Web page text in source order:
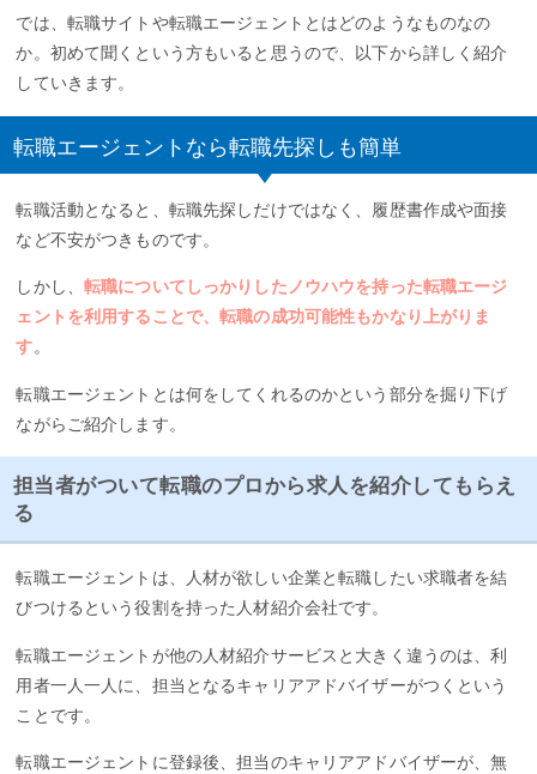
では、転職サイトや転職エージェントとはどのようなものなの
か。初めて聞くという方もいると思うので、以下から詳しく紹介
していきます。
転職エージェントなら転職先探しも簡単
転職活動となると、転職先探しだけではなく、履歴書作成や面接
など不安がつきものです。
しかし、転職についてしっかりしたノウハウを持った転職エージ
ェントを利用することで、転職の成功可能性もかなり上がりま
す。
転職エージェントとは何をしてくれるのかという部分を掘り下げ
ながらご紹介します。
担当者がついて転職のプロから求人を紹介してもらえ
る
転職エージェントは、人材が欲しい企業と転職したい求職者を結
びつけるという役割を持った人材紹介会社です。
転職エージェントが他の人材紹介サービスと大きく違うのは、利
用者一人一人に、担当となるキャリアアドバイザーがつくという
ことです。
転職エージェントに登録後、担当のキャリアアドバイザーが、無